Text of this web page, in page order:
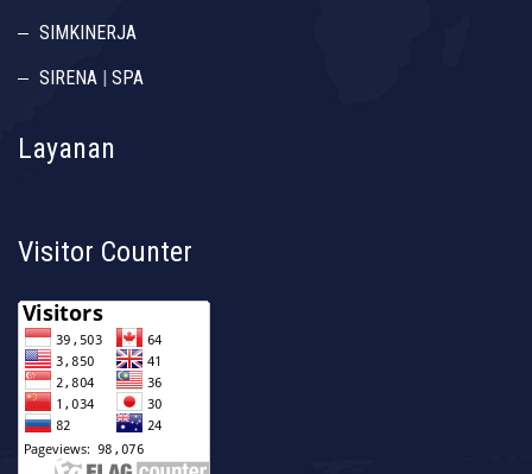
SIMKINERJA
SIRENA | SPA
Layanan
Visitor Counter